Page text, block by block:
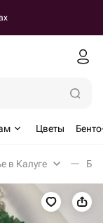
Цветы
в Калуге